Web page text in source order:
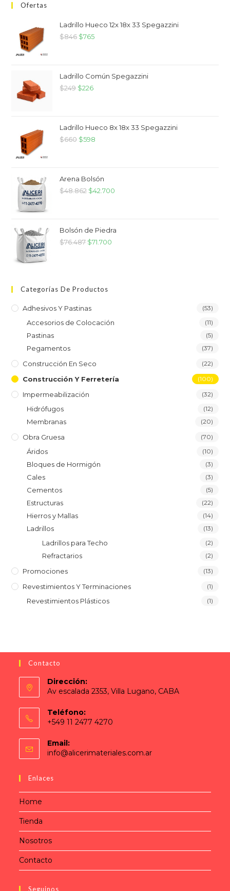
Ofertas
Ladrillo Hueco 12x 18x 33 Spegazzini
$846 $765
Ladrillo Común Spegazzini
$249 $226
Ladrillo Hueco 8x 18x 33 Spegazzini
$660 $598
Arena Bolsón
$48.862 $42.700
Bolsón de Piedra
$76.487 $71.700
Categorías De Productos
Adhesivos Y Pastinas (53)
Accesorios de Colocación (11)
Pastinas (5)
Pegamentos (37)
Construcción En Seco (22)
Construcción Y Ferretería (100)
Impermeabilización (32)
Hidrófugos (12)
Membranas (20)
Obra Gruesa (70)
Áridos (10)
Bloques de Hormigón (3)
Cales (3)
Cementos (5)
Estructuras (22)
Hierros y Mallas (14)
Ladrillos (13)
Ladrillos para Techo (2)
Refractarios (2)
Promociones (13)
Revestimientos Y Terminaciones (1)
Revestimientos Plásticos (1)
Contacto
Dirección:
Av escalada 2353, Villa Lugano, CABA
Teléfono:
+549 11 2477 4270
Email:
info@alicerimateriales.com.ar
Enlaces
Home
Tienda
Nosotros
Contacto
Seguinos